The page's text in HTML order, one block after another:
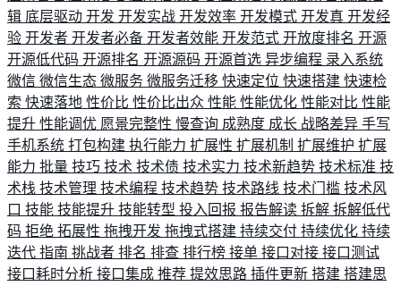
辑 底层驱动 开发 开发实战 开发效率 开发模式 开发真 开发经
验 开发者 开发者必备 开发者效能 开发范式 开放度排名 开源
开源低代码 开源排名 开源源码 开源首选 异步编程 录入系统
微信 微信生态 微服务 微服务迁移 快速定位 快速搭建 快速检
索 快速落地 性价比 性价比出众 性能 性能优化 性能对比 性能
提升 性能调优 愿景完整性 慢查询 成熟度 成长 战略差异 手写
手机系统 打包构建 执行能力 扩展性 扩展机制 扩展维护 扩展
能力 批量 技巧 技术 技术债 技术实力 技术新趋势 技术标准 技
术栈 技术管理 技术编程 技术趋势 技术路线 技术门槛 技术风
口 技能 技能提升 技能转型 投入回报 报告解读 拆解 拆解低代
码 拒绝 拓展性 拖拽开发 拖拽式搭建 持续交付 持续优化 持续
迭代 指南 挑战者 排名 排查 排行榜 接单 接口对接 接口测试
接口耗时分析 接口集成 推荐 提效思路 插件更新 搭建 搭建思